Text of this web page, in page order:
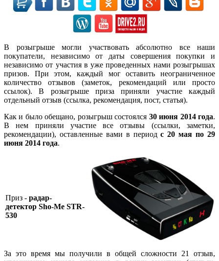
В розыгрыше могли участвовать абсолютно все наши
покупатели, независимо от даты совершения покупки и
независимо от участия в уже проведенных нами розыгрышах
призов. При этом, каждый мог оставить неограниченное
количество отзывов (заметок, рекомендаций или просто
ссылок). В розыгрыше приза приняли участие каждый
отдельный отзыв (ссылка, рекомендация, пост, статья).
Как и было обещано, розыгрыш состоялся 30 июня 2014 года.
В нем приняли участие все отзывы (ссылки, заметки,
рекомендации), оставленные вами в периодс 20 мая по 29
июня 2014 года.
Приз - радар-
детектор Sho-Me STR-
530
За это время мы получили в общей сложности 21 отзыв,